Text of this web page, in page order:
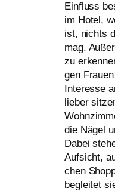
Einfluss
im Hotel,
ist, nichts
mag.
zu
gen
Interesse
lie­ber
die Nägel
Dabei
Aufsicht,
chen
beglei­tet